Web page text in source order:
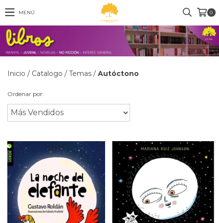
MENÚ 0
Inicio / Catalogo / Temas / Autóctono
Ordenar por: